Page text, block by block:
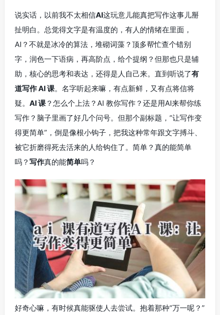
说实话，以前我不太相信AI这玩意儿能真把写作这事儿掰
扯明白。总觉得文字是有温度的，有人的情绪在里面，
AI？不就是冰冷的算法，堆砌词藻？顶多帮忙查个错别
字，润色一下语病，再高阶点，给个提纲？但那也只是辅
助，核心的思考和表达，还得是人自己来。直到听说了有
道写作 AI 课。名字听起来嘛，有点新鲜，又有点将信将
疑。 AI 课 ？怎么个上法？AI 教你写作？还是用AI来帮你练
写作？脑子里画了好几个问号。但那个副标题，“让写作变
得更简单”，倒是像根小钩子，把我这种常年跟文字搏斗、
被它折磨得死去活来的人给钩住了。简单？真的能简单
吗？ 写作真的能简单吗？
好奇心嘛，有时候真能驱使人去尝试。抱着那种“万一呢？”